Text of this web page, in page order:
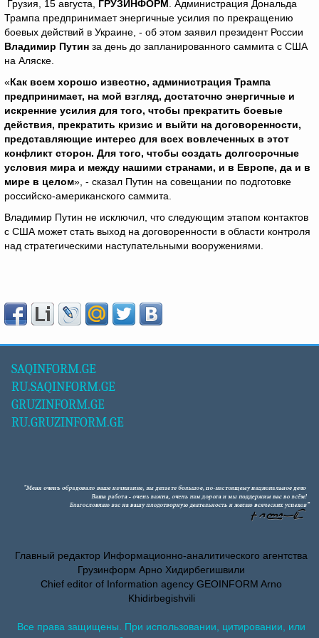
Грузия, 15 августа, ГРУЗИНФОРМ . Администрация Дональда
Трампа предпринимает энергичные усилия по прекращению
боевых действий в Украине, - об этом заявил президент России
Владимир Путин за день до запланированного саммита с США
на Аляске.
«Как всем хорошо известно, администрация Трампа
предпринимает, на мой взгляд, достаточно энергичные и
искренние усилия для того, чтобы прекратить боевые
действия, прекратить кризис и выйти на договоренности,
представляющие интерес для всех вовлеченных в этот
конфликт сторон. Для того, чтобы создать долгосрочные
условия мира и между нашими странами, и в Европе, да и в
мире в целом», - сказал Путин на совещании по подготовке
российско-американского саммита.
Владимир Путин не исключил, что следующим этапом контактов
с США может стать выход на договоренности в области контроля
над стратегическими наступательными вооружениями.
SAQINFORM.GE
RU.SAQINFORM.GE
GRUZINFORM.GE
RU.GRUZINFORM.GE
Главный редактор Информационно-аналитического агентства
Грузинформ Арно Хидирбегишвили
Chief editor of Information agency GEOINFORM Arno
Khidirbegishvili
Все права защищены. При использовании, цитировании, или